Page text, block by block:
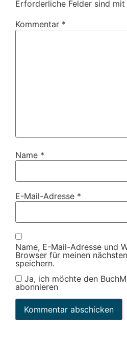
Erforderliche Felder sind mit
Kommentar *
Name *
E-Mail-Adresse *
Name, E-Mail-Adresse und
Browser für meinen
speichern.
Ja, ich möchte den
abonnieren